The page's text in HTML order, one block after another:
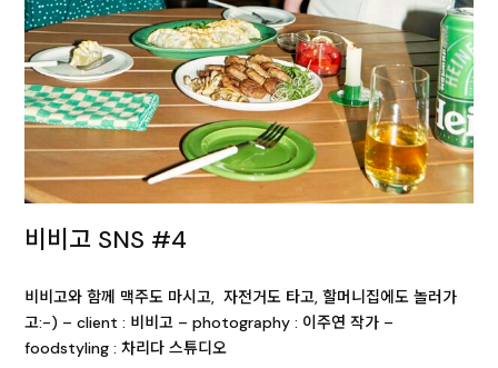
비비고 SNS #4
비비고와 함께 맥주도 마시고, 자전거도 타고, 할머니집에도 놀러가
고:-) – client : 비비고 – photography : 이주연 작가 –
foodstyling : 차리다 스튜디오